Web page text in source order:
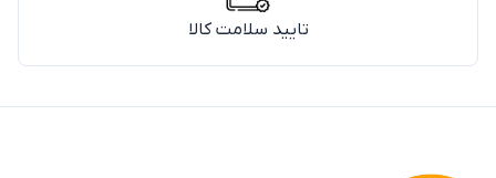
تایید سلامت کالا